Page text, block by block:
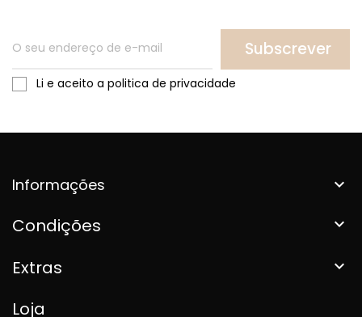
Subscrever
Li e aceito a politica de privacidade
Informações 
Condições 
Extras 
Loja